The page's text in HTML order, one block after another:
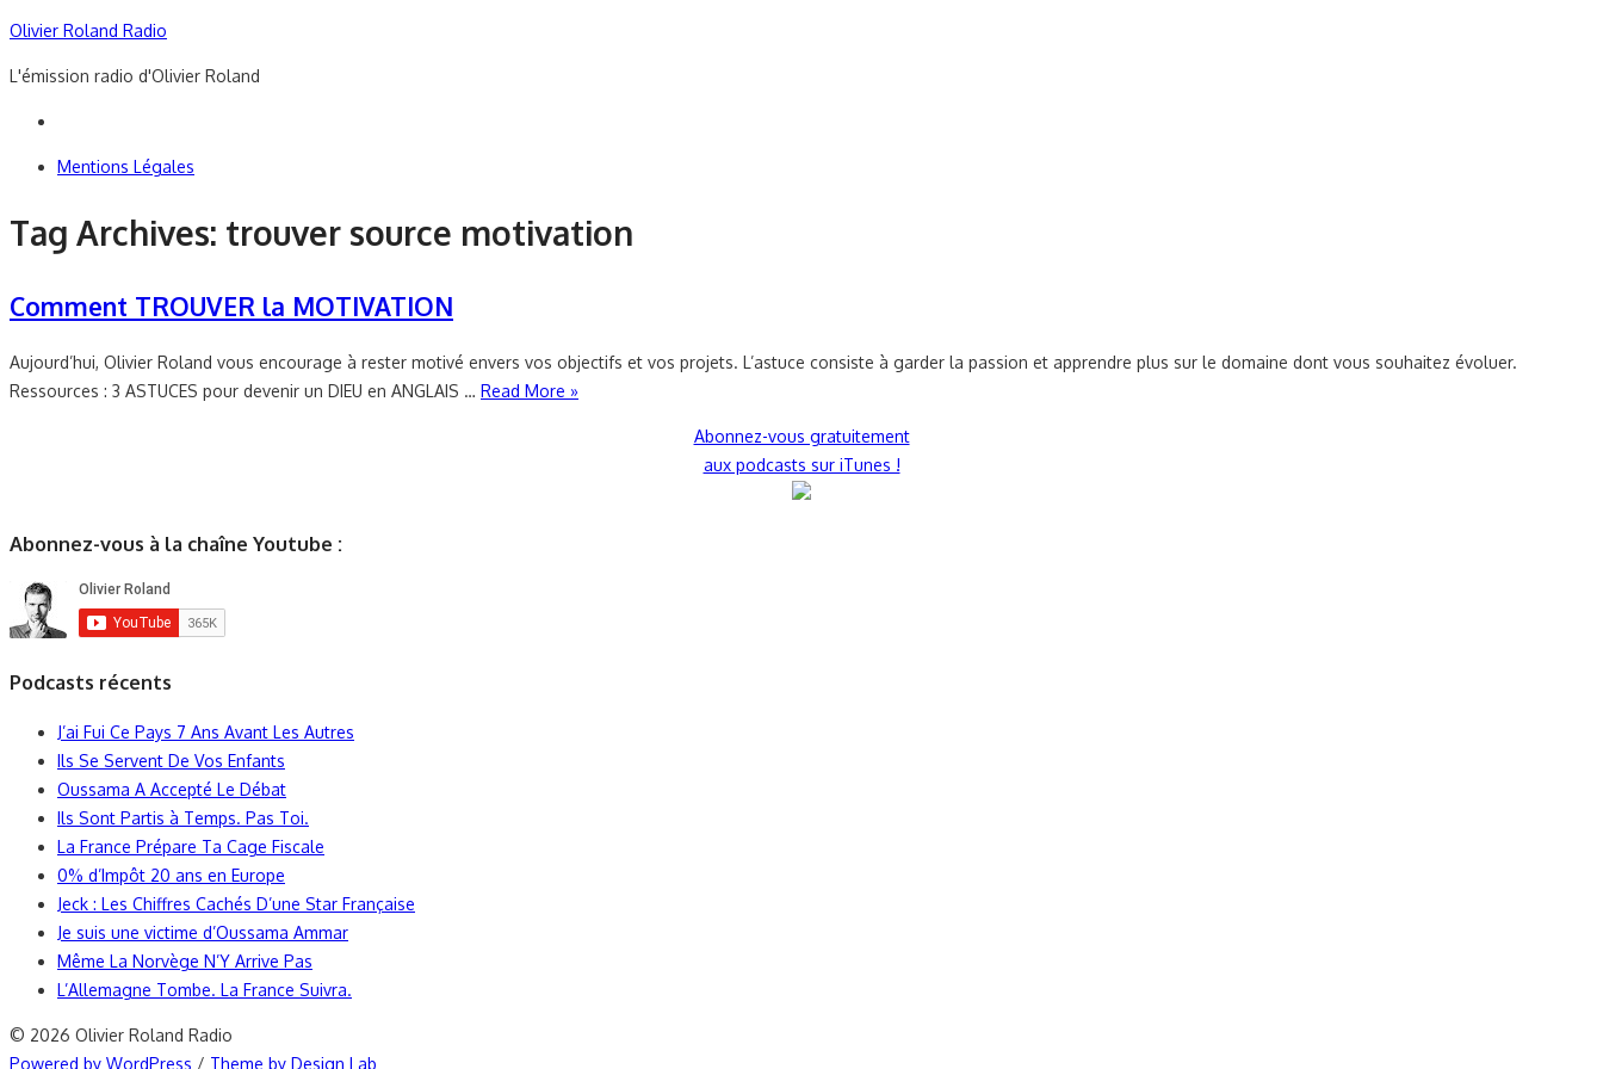
Skip
content
Olivier Roland Radio
L'émission radio d'Olivier Roland
Mentions Légales
Tag Archives: trouver source motivation
Comment TROUVER la MOTIVATION
Aujourd’hui, Olivier Roland vous encourage à rester motivé envers vos objectifs et vos projets. L’astuce consiste à garder la passion et apprendre plus sur le domaine dont vous souhaitez évoluer.
Ressources : 3 ASTUCES pour devenir un DIEU en ANGLAIS … Read More »
Abonnez-vous gratuitement
aux podcasts sur iTunes !
Abonnez-vous à la chaîne Youtube :
Podcasts récents
J’ai Fui Ce Pays 7 Ans Avant Les Autres
Ils Se Servent De Vos Enfants
Oussama A Accepté Le Débat
Ils Sont Partis à Temps. Pas Toi.
La France Prépare Ta Cage Fiscale
0% d’Impôt 20 ans en Europe
Jeck : Les Chiffres Cachés D’une Star Française
Je suis une victime d’Oussama Ammar
Même La Norvège N’Y Arrive Pas
L’Allemagne Tombe. La France Suivra.
© 2026 Olivier Roland Radio
Powered by WordPress / Theme by Design Lab